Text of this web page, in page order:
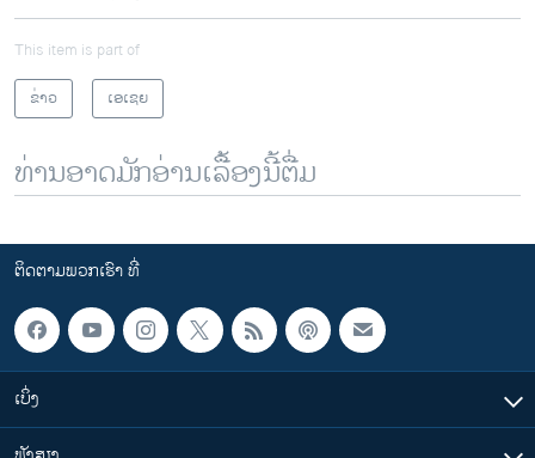
This item is part of
ຂ່າວ
ເອເຊຍ
ທ່ານອາດມັກອ່ານເລື້ອງນີ້ຕື່ມ
ຕິດຕາມພວກເຮົາ ທີ່
ເບິ່ງ